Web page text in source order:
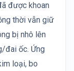
được khoan
thời vẫn giữ
bị nhô lên
đai ốc. Ứng
loại, bo